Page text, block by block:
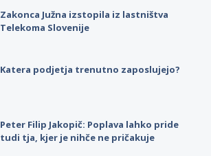
Zakonca Južna izstopila iz lastništva
Telekoma Slovenije
Katera podjetja trenutno zaposlujejo?
Peter Filip Jakopič: Poplava lahko pride
tudi tja, kjer je nihče ne pričakuje